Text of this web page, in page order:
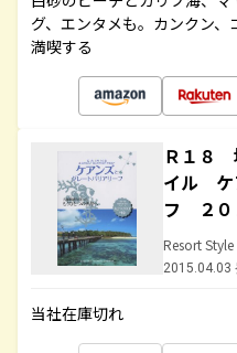
グ、エンタメも。カンクン
満喫する
Ｒ１８
イル ケ
フ ２０
Resort Style
2015.04.03
当社在庫切れ